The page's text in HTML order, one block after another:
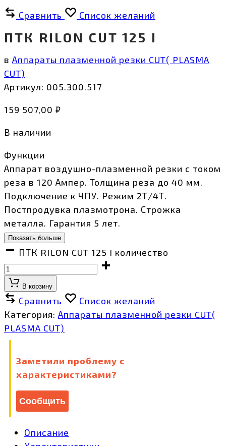
Сравнить Список желаний
ПТК RILON CUT 125 I
в Аппараты плазменной резки CUT( PLASMA
CUT)
Артикул: 005.300.517
159 507,00 ₽
В наличии
Функции
Аппарат воздушно-плазменной резки с током
реза в 120 Ампер. Толщина реза до 40 мм.
Подключение к ЧПУ. Режим 2Т/4Т.
Постпродувка плазмотрона. Строжка
металла. Гарантия 5 лет.
Показать больше
ПТК RILON CUT 125 I количество
В корзину
Сравнить
Список желаний
Категория: Аппараты плазменной резки CUT(
PLASMA CUT)
Заметили проблему с
характеристиками?
Сообщить
Описание